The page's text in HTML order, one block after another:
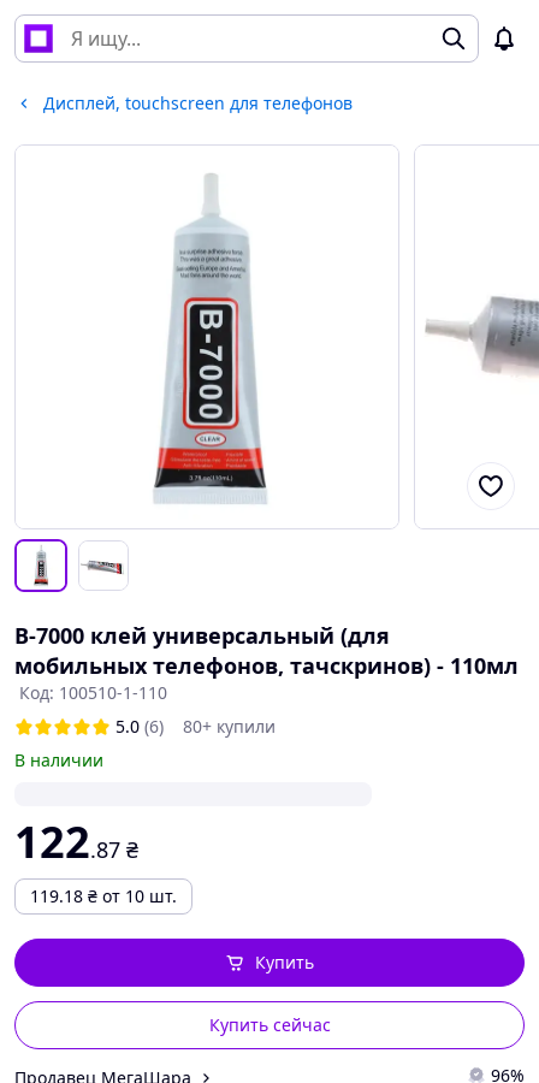
Дисплей, touchscreen для телефонов
B-7000 клей универсальный (для
мобильных телефонов, тачскринов) - 110мл
Код: 100510-1-110
5.0 (6)
80+ купили
В наличии
122.87 ₴
119.18 ₴ от 10 шт.
Купить сейчас
Купить
Продавец МегаШара 96%